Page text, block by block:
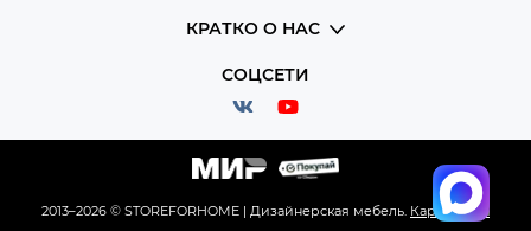
КРАТКО О НАС
СОЦСЕТИ
2013–2026 © STOREFORHOME | Дизайнерская мебель. Карта сайта